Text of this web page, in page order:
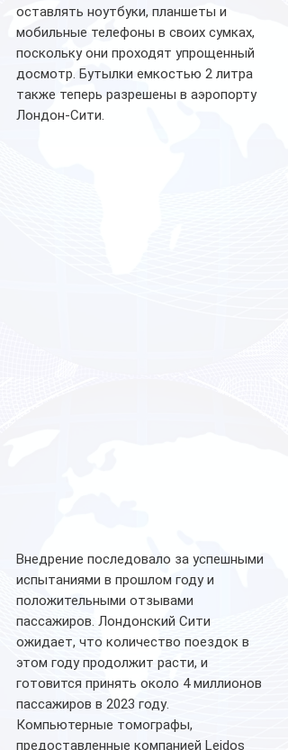
оставлять ноутбуки, планшеты и
мобильные телефоны в своих сумках,
поскольку они проходят упрощенный
досмотр. Бутылки емкостью 2 литра
также теперь разрешены в аэропорту
Лондон-Сити.
Внедрение последовало за успешными
испытаниями в прошлом году и
положительными отзывами
пассажиров. Лондонский Сити
ожидает, что количество поездок в
этом году продолжит расти, и
готовится принять около 4 миллионов
пассажиров в 2023 году.
Компьютерные томографы,
предоставленные компанией Leidos